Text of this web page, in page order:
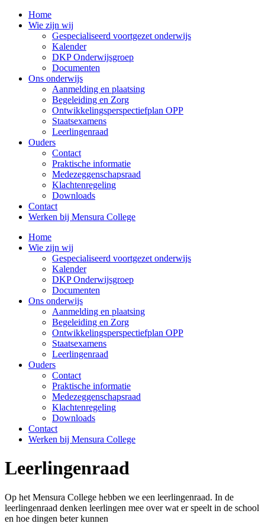
Home
Wie zijn wij
Gespecialiseerd voortgezet onderwijs
Kalender
DKP Onderwijsgroep
Documenten
Ons onderwijs
Aanmelding en plaatsing
Begeleiding en Zorg
Ontwikkelingsperspectiefplan OPP
Staatsexamens
Leerlingenraad
Ouders
Contact
Praktische informatie
Medezeggenschapsraad
Klachtenregeling
Downloads
Contact
Werken bij Mensura College
Home
Wie zijn wij
Gespecialiseerd voortgezet onderwijs
Kalender
DKP Onderwijsgroep
Documenten
Ons onderwijs
Aanmelding en plaatsing
Begeleiding en Zorg
Ontwikkelingsperspectiefplan OPP
Staatsexamens
Leerlingenraad
Ouders
Contact
Praktische informatie
Medezeggenschapsraad
Klachtenregeling
Downloads
Contact
Werken bij Mensura College
Leerlingenraad
Op het Mensura College hebben we een leerlingenraad. In de
leerlingenraad denken leerlingen mee over wat er speelt in de school
en hoe dingen beter kunnen